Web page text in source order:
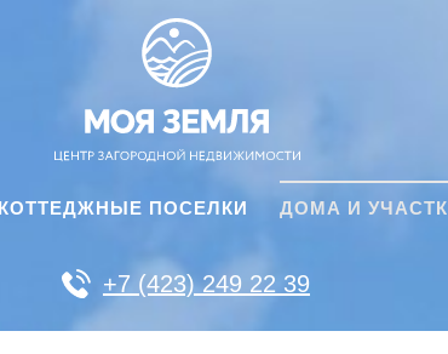
КОТТЕДЖНЫЕ ПОСЕЛКИ ДОМА И
+7 (423) 249 22 39